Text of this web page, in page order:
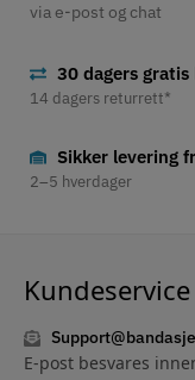
via e-post og chat
30 dagers
14 dagers returrett*
Sikker levering
2–5 hverdager
Kundeservice
E-post besvares